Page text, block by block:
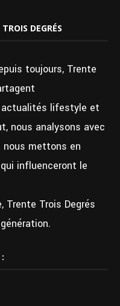
DEGRÉS
toujours, Trente
actualités lifestyle et
nous analysons avec
mettons en
influenceront le
Trente Trois Degrés